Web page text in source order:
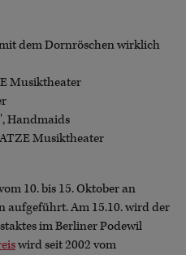
dem Dornröschen wirklich
Musiktheater
Handmaids
Musiktheater
10. bis 15. Oktober an
aufgeführt. Am 15.10. wird der
im Berliner Podewil
wird seit 2002 vom